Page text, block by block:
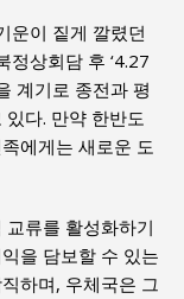
운이 짙게 깔렸던
정상회담 후 ‘4.27
계기로 종전과 평
다. 만약 한반도
에게는 새로운 도
류를 활성화하기
을 담보할 수 있는
하며, 우체국은 그